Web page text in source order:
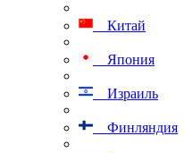
Китай
Япония
Израиль
Финляндия